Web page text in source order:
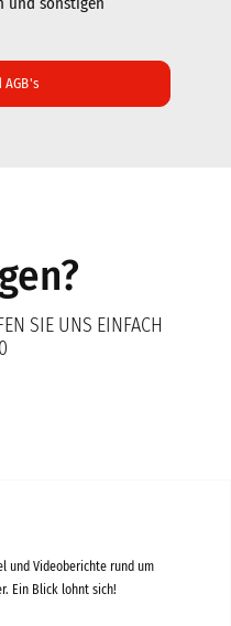
SIE UNS EINFACH
und Videoberichte rund um
Ein Blick lohnt sich!